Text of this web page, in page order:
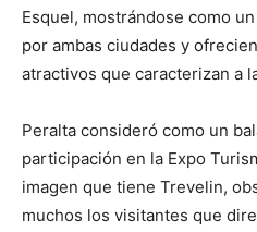
Esquel, mostrándose como
por ambas ciudades y
atractivos que caracterizan a
Peralta consideró como un
participación en la Expo
imagen que tiene Trevelin,
muchos los visitantes que